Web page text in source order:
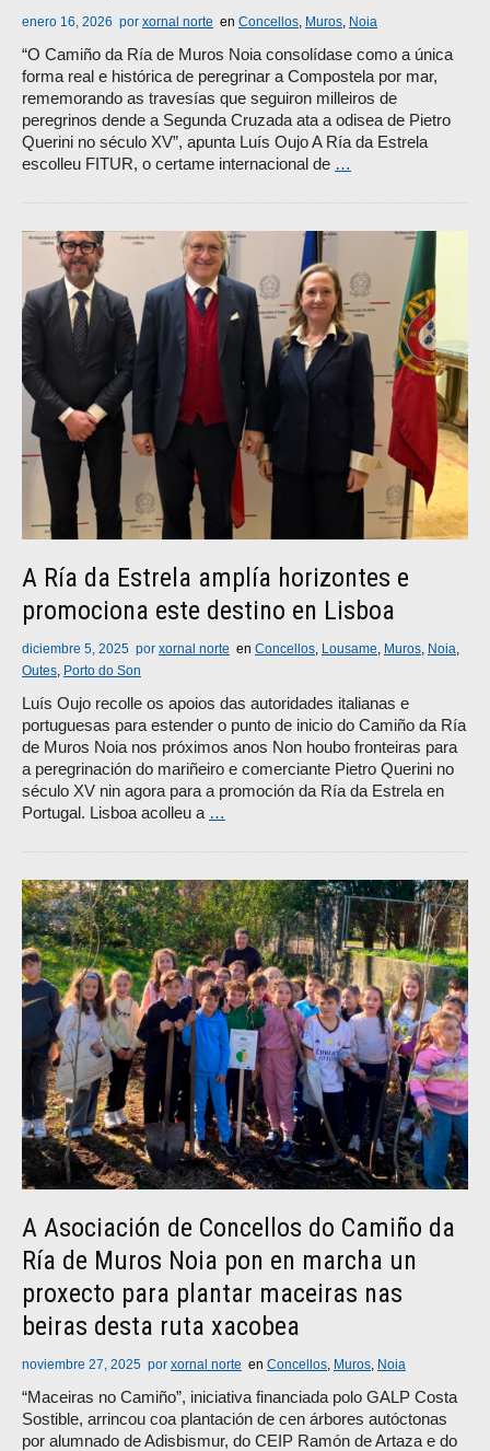
enero 16, 2026 por xornal norte en Concellos Muros Noia
“O Camiño da Ría de Muros Noia consolídase como a única
forma real e histórica de peregrinar a Compostela por mar,
rememorando as travesías que seguiron milleiros de
peregrinos dende a Segunda Cruzada ata a odisea de Pietro
Querini no século XV”, apunta Luís Oujo A Ría da Estrela
escolleu FITUR, o certame internacional de …
A Ría da Estrela amplía horizontes e
promociona este destino en Lisboa
diciembre 5, 2025 por xornal norte en Concellos, Lousame, Muros, Noia,
Outes, Porto do Son
Luís Oujo recolle os apoios das autoridades italianas e
portuguesas para estender o punto de inicio do Camiño da Ría
de Muros Noia nos próximos anos Non houbo fronteiras para
a peregrinación do mariñeiro e comerciante Pietro Querini no
século XV nin agora para a promoción da Ría da Estrela en
Portugal. Lisboa acolleu a …
A Asociación de Concellos do Camiño da
Ría de Muros Noia pon en marcha un
proxecto para plantar maceiras nas
beiras desta ruta xacobea
noviembre 27, 2025 por xornal norte en Concellos Muros Noia
“Maceiras no Camiño”, iniciativa financiada polo GALP Costa
Sostible, arrincou coa plantación de cen árbores autóctonas
por alumnado de Adisbismur, do CEIP Ramón de Artaza e do